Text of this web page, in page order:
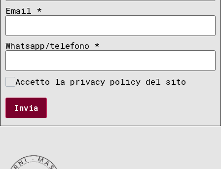
Email *
Whatsapp/telefono *
Accetto la privacy policy del sito
Invia